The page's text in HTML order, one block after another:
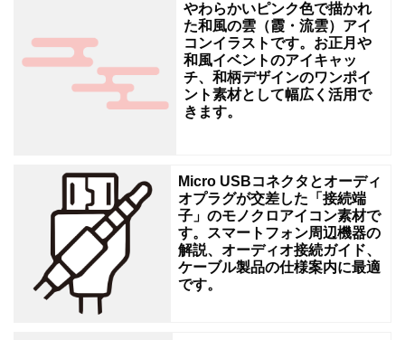
コ
ラ
表
やわらかいピンク色で描かれ
た和風の雲（霞・流雲）アイ
コンイラストです。お正月や
和風イベントのアイキャッ
チ、和柄デザインのワンポイ
ント素材として幅広く活用で
きます。
Micro USBコネクタとオーディ
オプラグが交差した「接続端
子」のモノクロアイコン素材で
す。スマートフォン周辺機器の
解説、オーディオ接続ガイド、
ケーブル製品の仕様案内に最適
です。